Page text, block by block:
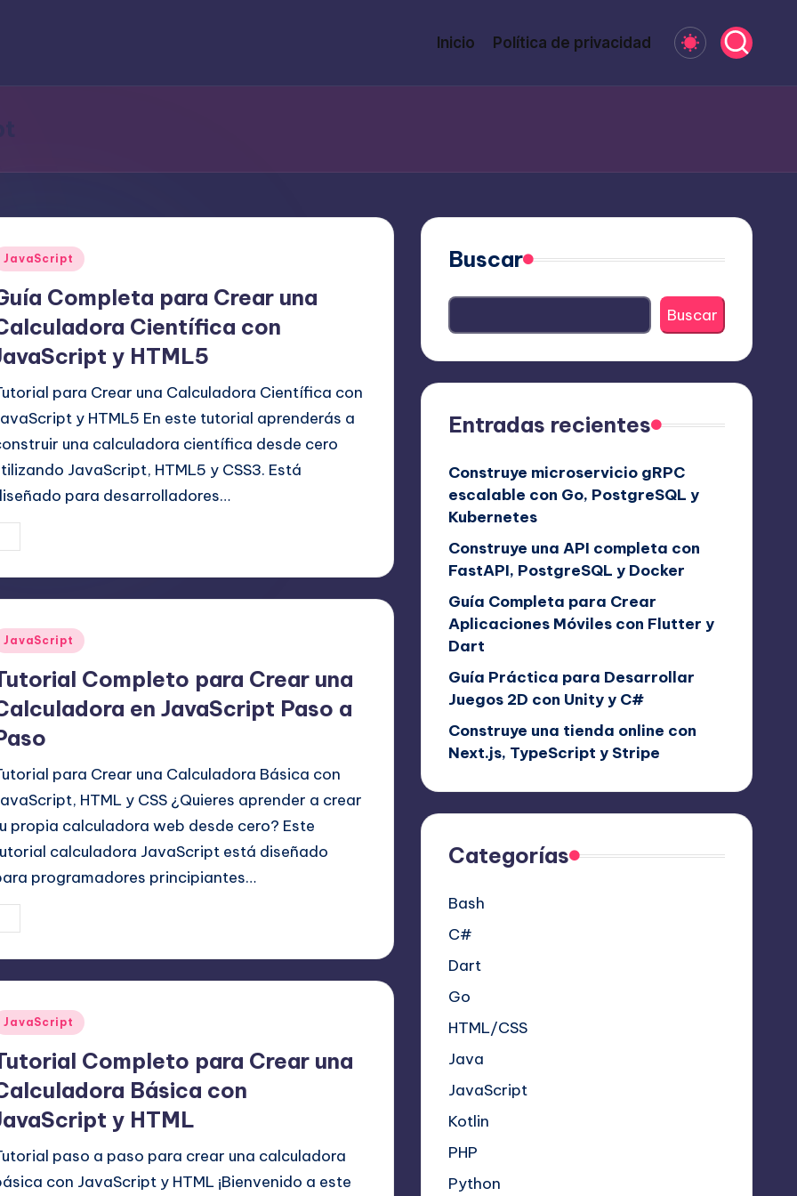
Inicio Política de privacidad
JavaScript
Completa para Crear una
Científica con
y HTML5
para Crear una Calculadora Científica con
y HTML5 En este tutorial aprenderás a
una calculadora científica desde cero
JavaScript, HTML5 y CSS3. Está
para desarrolladores…
JavaScript
Completo para Crear una
en JavaScript Paso a
para Crear una Calculadora Básica con
HTML y CSS ¿Quieres aprender a crear
propia calculadora web desde cero? Este
calculadora JavaScript está diseñado
programadores principiantes…
JavaScript
Completo para Crear una
Básica con
y HTML
paso a paso para crear una calculadora
con JavaScript y HTML ¡Bienvenido a este
Buscar
Buscar
Entradas recientes
Construye microservicio gRPC
escalable con Go, PostgreSQL y
Kubernetes
Construye una API completa con
FastAPI, PostgreSQL y Docker
Guía Completa para Crear
Aplicaciones Móviles con Flutter y
Dart
Guía Práctica para Desarrollar
Juegos 2D con Unity y C#
Construye una tienda online con
Next.js, TypeScript y Stripe
Categorías
Bash
C#
Dart
Go
HTML/CSS
Java
JavaScript
Kotlin
PHP
Python